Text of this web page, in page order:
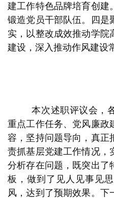
建工作特色品牌培育创建
锻造党员干部队伍。四是
实，以整改成效推动学院
建设，深入推动作风建设
本次述职评议会，
重点工作任务、党风廉政
容，坚持问题导向，真正
责抓基层党建工作情况，
分析存在问题，既突出了
板，做到了见人见事见
风，达到了预期效果。下